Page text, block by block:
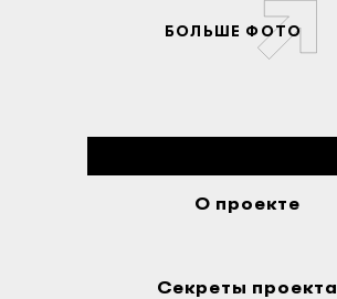
БОЛЬШЕ ФОТО
О проекте
Секреты проекта